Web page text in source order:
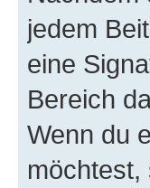
jedem
eine
Bereich
Wenn du
möchtest,